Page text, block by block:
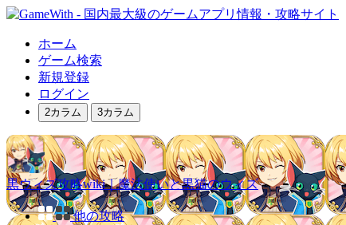
ホーム
ゲーム検索
新規登録
ログイン
2カラム 3カラム
黒ウィズ攻略wiki｜魔法使いと黒猫のウィズ
他の攻略